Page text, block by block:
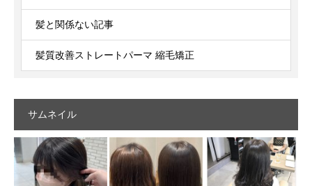
髪と関係ない記事
髪質改善ストレートパーマ 縮毛矯正
サムネイル